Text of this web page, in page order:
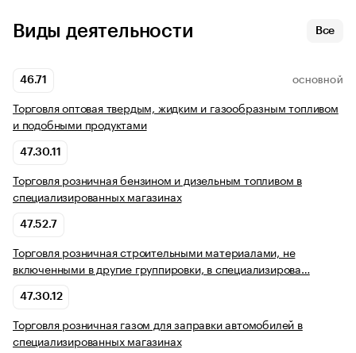
Виды деятельности Все
46.71 ОСНОВНОЙ
Торговля оптовая твердым, жидким и газообразным топливом
и подобными продуктами
47.30.11
Торговля розничная бензином и дизельным топливом в
специализированных магазинах
47.52.7
Торговля розничная строительными материалами, не
включенными в другие группировки, в специализирова…
47.30.12
Торговля розничная газом для заправки автомобилей в
специализированных магазинах